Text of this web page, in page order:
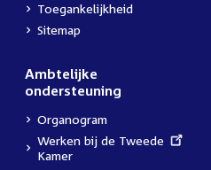
Toegankelijkheid
Sitemap
Ambtelijke
ondersteuning
Organogram
External
link:
Werken bij de Tweede
Kamer